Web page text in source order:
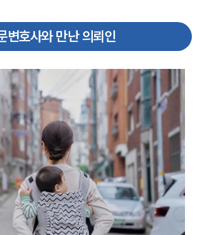
변호사와 만난 의뢰인